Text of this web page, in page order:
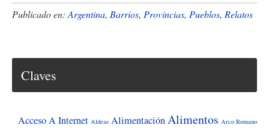
Buenos
por
Publicado en: Argentina, Barrios, Provincias, Pueblos, Relatos
Claves
Acceso A Internet Aldeas AlimentaciónAlimentos Arco Romano